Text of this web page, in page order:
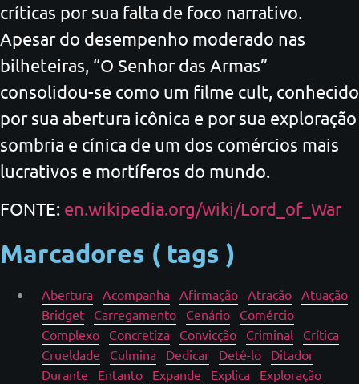
críticas por sua falta de foco narrativo.
Apesar do desempenho moderado nas
bilheteiras, “O Senhor das Armas”
consolidou-se como um filme cult, conhecido
por sua abertura icônica e por sua exploração
sombria e cínica de um dos comércios mais
lucrativos e mortíferos do mundo.
FONTE: en.wikipedia.org/wiki/Lord_of_War
Marcadores ( tags )
Abertura Acompanha Afirmação Atração Atuação
Bridget
Carregamento Cenário
Comércio
Complexo
Concretiza Convicção Criminal
Crítica
Crueldade
Culmina Dedicar Detê-lo
Ditador
Durante
Entanto Expande Explica
Exploração